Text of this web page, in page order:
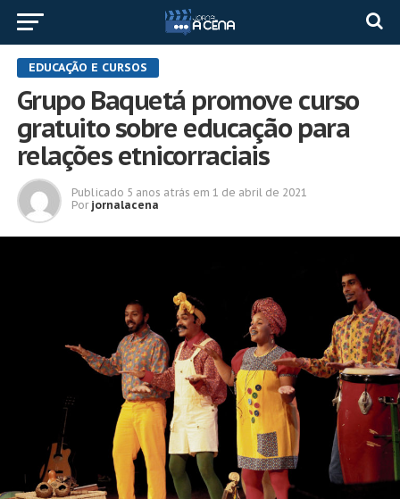
EDUCAÇÃO E CURSOS
Grupo Baquetá promove curso
gratuito sobre educação para
relações etnicorraciais
Publicado 5 anos atrás em 1 de abril de 2021
Por jornalacena